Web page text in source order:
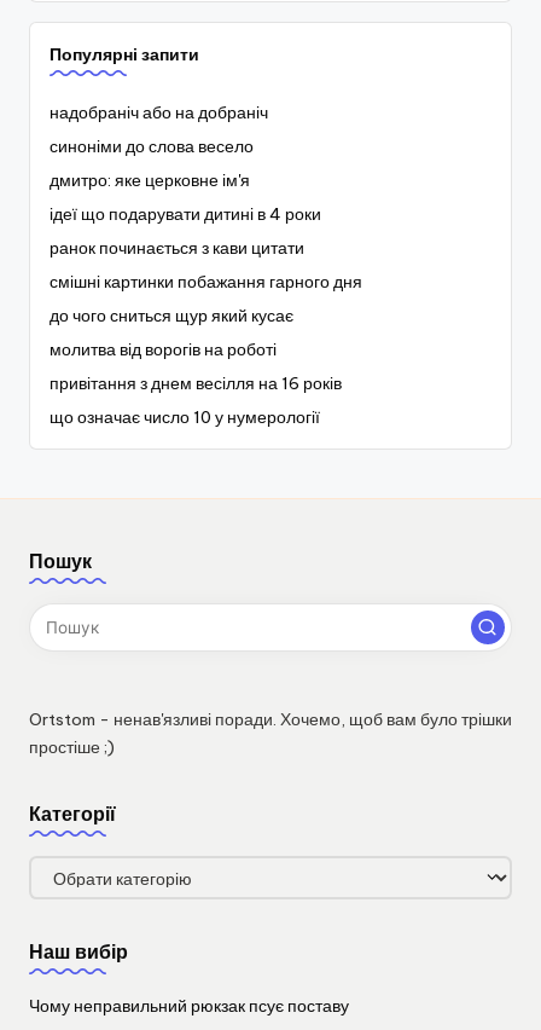
Популярні запити
надобраніч або на добраніч
синоніми до слова весело
дмитро: яке церковне ім'я
ідеї що подарувати дитині в 4 роки
ранок починається з кави цитати
смішні картинки побажання гарного дня
до чого сниться щур який кусає
молитва від ворогів на роботі
привітання з днем весілля на 16 років
що означає число 10 у нумерології
Пошук
Ortstom - ненав'язливі поради. Хочемо, щоб вам було трішки
простіше ;)
Категорії
Категорії
Наш вибір
Чому неправильний рюкзак псує поставу